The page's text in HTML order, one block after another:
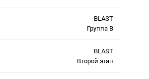
BLAST
Группа B
BLAST
Второй этап